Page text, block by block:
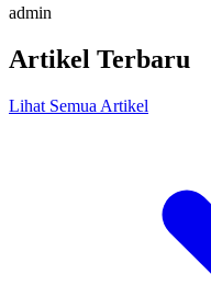
admin
Artikel Terbaru
Lihat Semua Artikel